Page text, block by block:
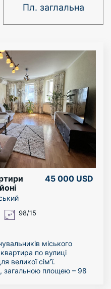
Пл. заглальна
45 000 USD
98/15
міського
по вулиці
великої сім’ї.
загальною площею – 98